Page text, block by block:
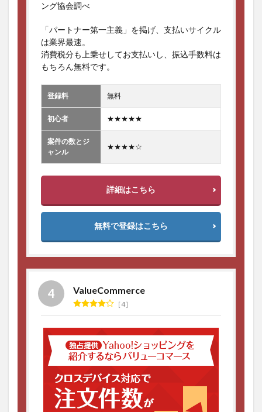
ング協会調べ
「パートナー第一主義」を掲げ、支払いサイクル
は業界最速。
消費税分も上乗せしてお支払いし、振込手数料は
もちろん無料です。
登録料 無料
初心者 ★★★★★
案件の数とジ
ャンル
★★★★☆
詳細はこちら
無料で登録はこちら
ValueCommerce
4